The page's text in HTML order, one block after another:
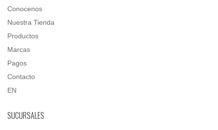
Conocenos
Nuestra Tienda
Productos
Marcas
Pagos
Contacto
EN
SUCURSALES